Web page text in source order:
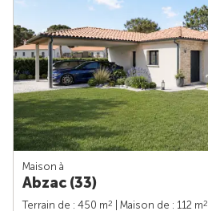
Maison à
Abzac (33)
Terrain de : 450 m2 | Maison de : 112 m2